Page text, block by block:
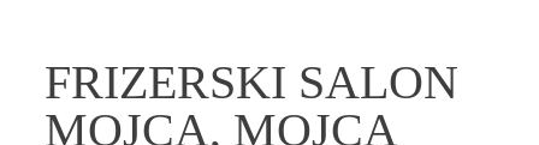
FRIZERSKI SALON
MOJCA, MOJCA